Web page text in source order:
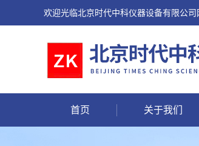
欢迎光临北京时代中科仪器设备有限公司
首页 关于我们